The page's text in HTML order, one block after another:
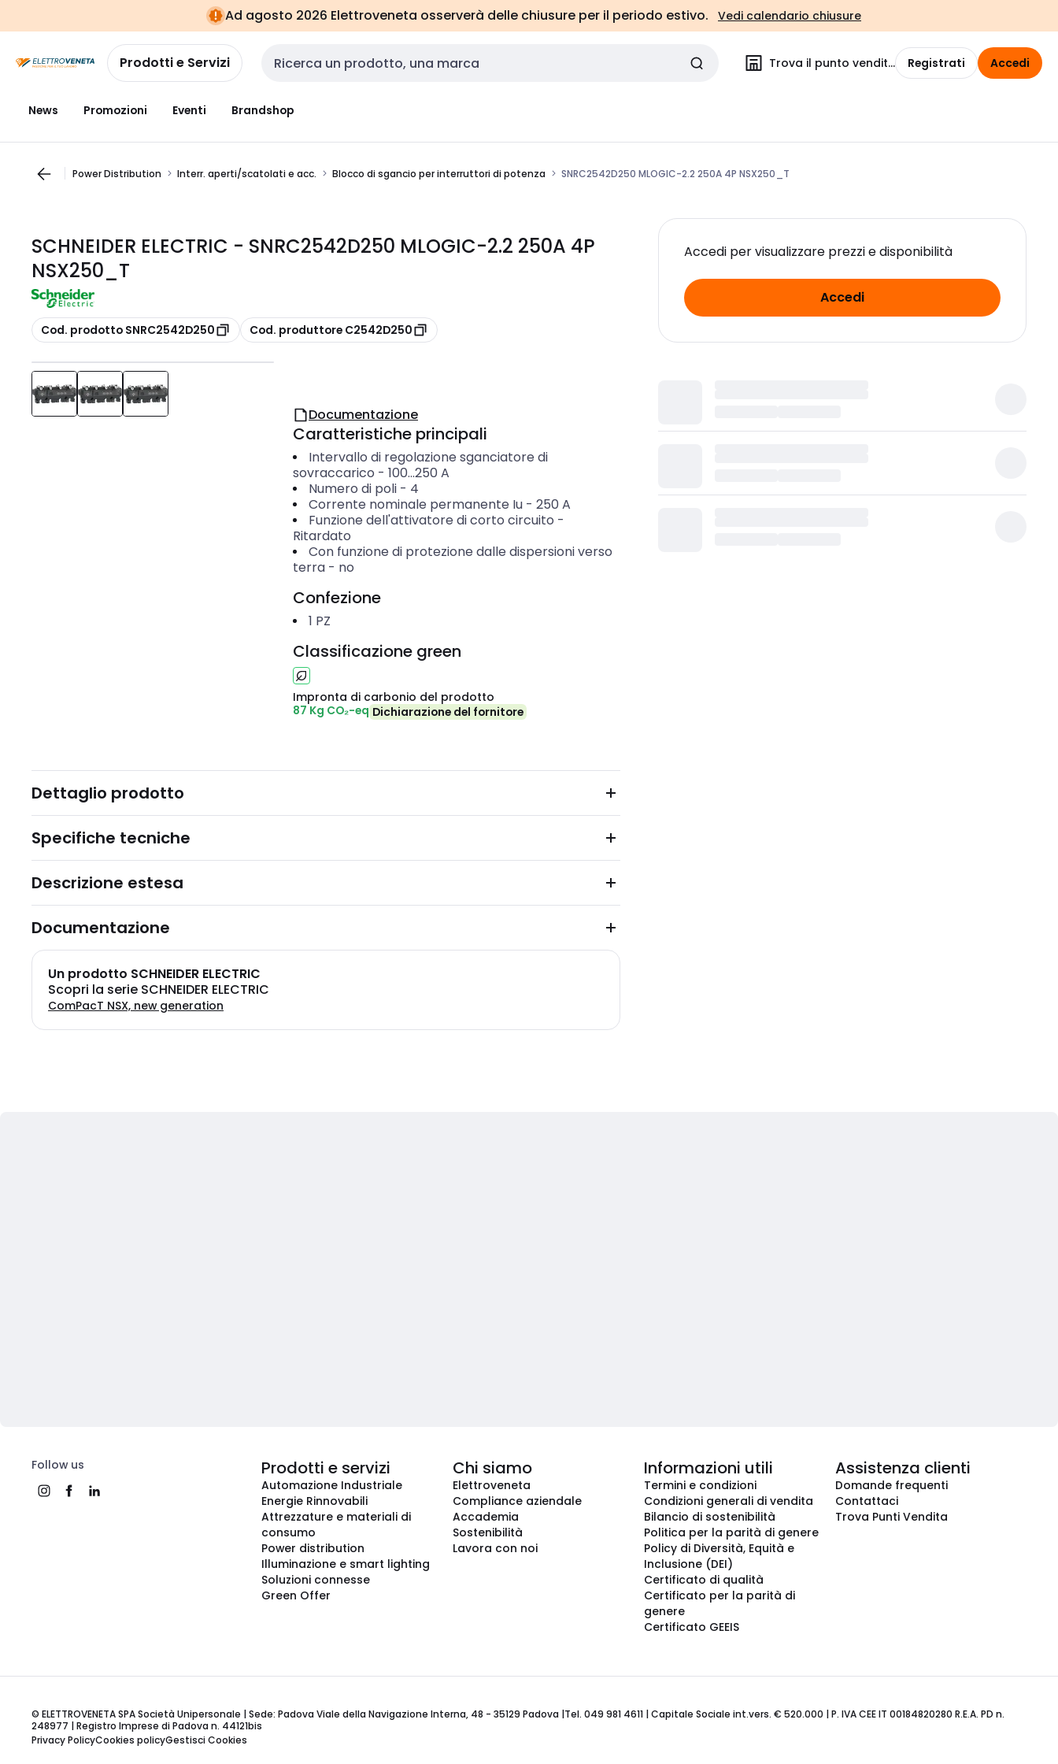
navigazionealla
pagina
Ad agosto 2026 Elettroveneta osserverà delle chiusure per il periodo estivo. Vedi calendario chiusure
Prodotti e Servizi Cerca input Trova il punto vendita Registrati Accedi
News Promozioni Eventi Brandshop
Power Distribution Interr. aperti/scatolati e acc. Blocco di sgancio per interruttori di potenza SNRC2542D250 MLOGIC-2.2 250A 4P NSX250_T
SCHNEIDER ELECTRIC - SNRC2542D250 MLOGIC-2.2 250A 4P
NSX250_T
copia
Cod. prodotto SNRC2542D250 copia
Cod. produttore C2542D250
Accedi per visualizzare prezzi e disponibilità
Accedi
Documentazione
Caratteristiche principali
Intervallo di regolazione sganciatore di
sovraccarico - 100...250 A
Numero di poli- 4
Corrente nominale permanente Iu- 250 A
Funzione dell'attivatore di corto circuito -
Ritardato
Con funzione di protezione dalle dispersioni verso
terra - no
Confezione
1 PZ
Classificazione green
Impronta di carbonio del prodotto
87 Kg CO₂-eq Dichiarazione del fornitore
Dettaglio prodotto
Specifiche tecniche
Descrizione estesa
Documentazione
Un prodotto SCHNEIDER ELECTRIC
Scopri la serie SCHNEIDER ELECTRIC
ComPacT NSX, new generation
Follow us Prodotti e servizi
Automazione Industriale
Energie Rinnovabili
Attrezzature e materiali di
consumo
Power distribution
Illuminazione e smart lighting
Soluzioni connesse
Green Offer
Chi siamo
Elettroveneta
Compliance aziendale
Accademia
Sostenibilità
Lavora con noi
Informazioni utili
Termini e condizioni
Condizioni generali di vendita
Bilancio di sostenibilità
Politica per la parità di genere
Policy di Diversità, Equità e
Inclusione (DEI)
Certificato di qualità
Certificato per la parità di
genere
Certificato GEEIS
Assistenza clienti
Domande frequenti
Contattaci
Trova Punti Vendita
© ELETTROVENETA SPA Società Unipersonale | Sede: Padova Viale della Navigazione Interna, 48 - 35129 Padova |Tel. 049 981 4611 | Capitale Sociale int.vers. € 520.000 | P. IVA CEE IT 00184820280 R.E.A. PD n.
248977 | Registro Imprese di Padova n. 44121bis
Privacy PolicyCookies policyGestisci Cookies